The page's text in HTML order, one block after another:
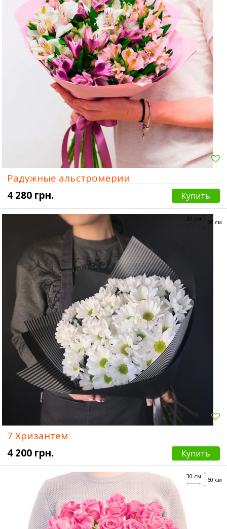
Радужные альстромерии
4 280 грн.
Купить
60 см
30 см
7 Хризантем
4 200 грн.
Купить
60 см
30 см